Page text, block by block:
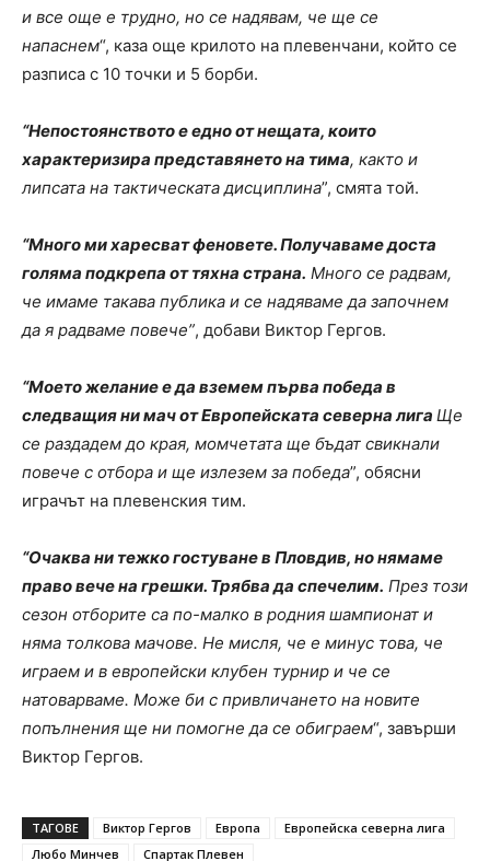
и все още е трудно, но се надявам, че ще се
напаснем“, каза още крилото на плевенчани, който се
разписа с 10 точки и 5 борби.
“Непостоянството е едно от нещата, които
характеризира представянето на тима, както и
липсата на тактическата дисциплина”, смята той.
“Много ми харесват феновете. Получаваме доста
голяма подкрепа от тяхна страна. Много се радвам,
че имаме такава публика и се надяваме да започнем
да я радваме повече”, добави Виктор Гергов.
“Моето желание е да вземем първа победа в
следващия ни мач от Европейската северна лига Ще
се раздадем до края, момчетата ще бъдат свикнали
повече с отбора и ще излезем за победа”, обясни
играчът на плевенския тим.
“Очаква ни тежко гостуване в Пловдив, но нямаме
право вече на грешки. Трябва да спечелим. През този
сезон отборите са по-малко в родния шампионат и
няма толкова мачове. Не мисля, че е минус това, че
играем и в европейски клубен турнир и че се
натоварваме. Може би с привличането на новите
попълнения ще ни помогне да се обиграем“, завърши
Виктор Гергов.
ТАГОВЕ Виктор Гергов Европа
Европейска северна лига
Любо Минчев
Спартак Плевен